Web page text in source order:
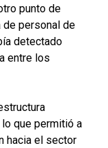
punto de
de personal de
detectado
entre los
que permitió a
hacia el sector